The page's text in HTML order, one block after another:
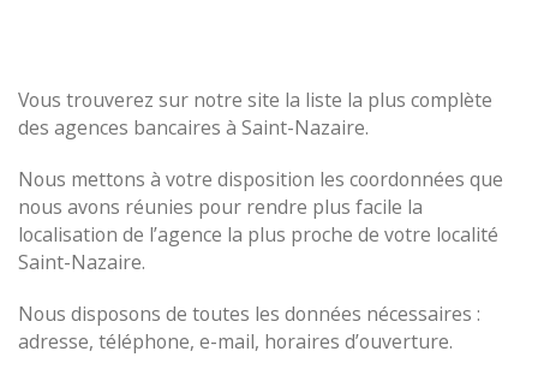
Vous trouverez sur notre site la liste la plus complète
des agences bancaires à Saint-Nazaire.
Nous mettons à votre disposition les coordonnées que
nous avons réunies pour rendre plus facile la
localisation de l’agence la plus proche de votre localité
Saint-Nazaire.
Nous disposons de toutes les données nécessaires :
adresse, téléphone, e-mail, horaires d’ouverture.